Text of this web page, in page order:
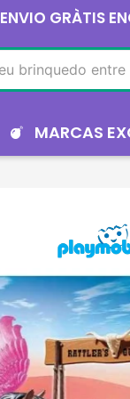
ENVIO GRÀTIS
MARCAS